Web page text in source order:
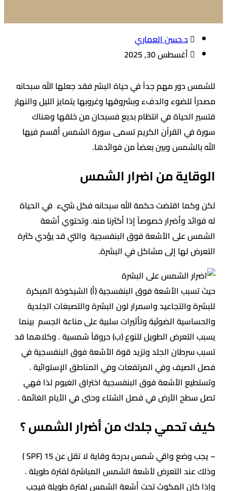
د.حسن العماري
أغسطس 30, 2025
للشمس دور مهم جداً في حياة البشر فقد جعلها الله سبحانه
مصدراً للضوء والدفء وبشروقها وغروبها يتمايز الليل والنهار
فتسير الحياة في انتظام بديع فسبحان من خلقها وهناك
سورة في القرآن الكريم تسمى سورة الشمس أقسم فيها
الله بالشمس وبين بعضاً من فوائدها.
الوقاية من اضرار الشمس
لكن وكما اقتضت حكمة الله سبحانه فكل شيء في الحياة
له فوائد وأضرار خصوصاً إذا أكثرنا منه. وتحتوي أشعة
الشمس على الأشعة فوق البنفسجية والتي قد يؤدي كثرة
التعرض لها إلى مشاكل في البشرة.
حيث تسبب الأشعة فوق البنفسجية (أ) الشيخوخة المبكرة
للبشرة والتجاعيد واسمرار لون البشرة والتصبغات الجلدية
والحساسية الضوئية وتأثيرات سلبية على مناعة الجسم بينما
يسبب التعرض الطويل للنوع (ب) حروقاً شمسية . وكلاهما قد
تسبب سرطان الجلد وتزيد قوة الأشعة فوق البنفسجية في
فصل الصيف وفي المرتفعات وفي المناطق الإستوائية .
وتستطيع الأشعة فوق البنفسجية اختراق الغيوم لذا فهي
تصل سطح الأرض في فصل الشتاء وحتى في الأيام الغائمة .
كيف تحمي جلدك من أضرار الشمس ؟
– يجب وضع واقي شمس بدرجة وقاية لا تقل عن 15 (SPF )
وذلك عند التعرض لأشعة الشمس المباشرة لفترة طويلة .
وإذا كان المكوث تحت أشعة الشمس لفترة طويلة فيجب